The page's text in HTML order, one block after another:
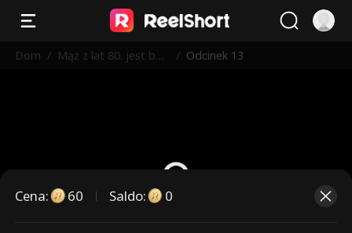
Dom / Mąż z lat 80. jest bar
/ Odcinek 13
Cena: 60 Saldo: 0